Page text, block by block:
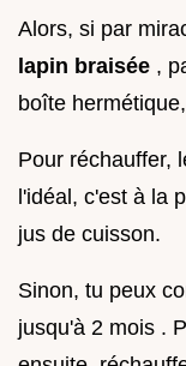
Alors, si par
lapin braisée ,
boîte
Pour réchauffer,
l'idéal, c'est à la
jus de cuisson.
Sinon, tu peux
jusqu'à 2 mois .